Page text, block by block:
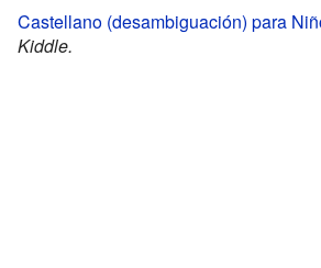
Castellano (desambiguación) para
Kiddle.